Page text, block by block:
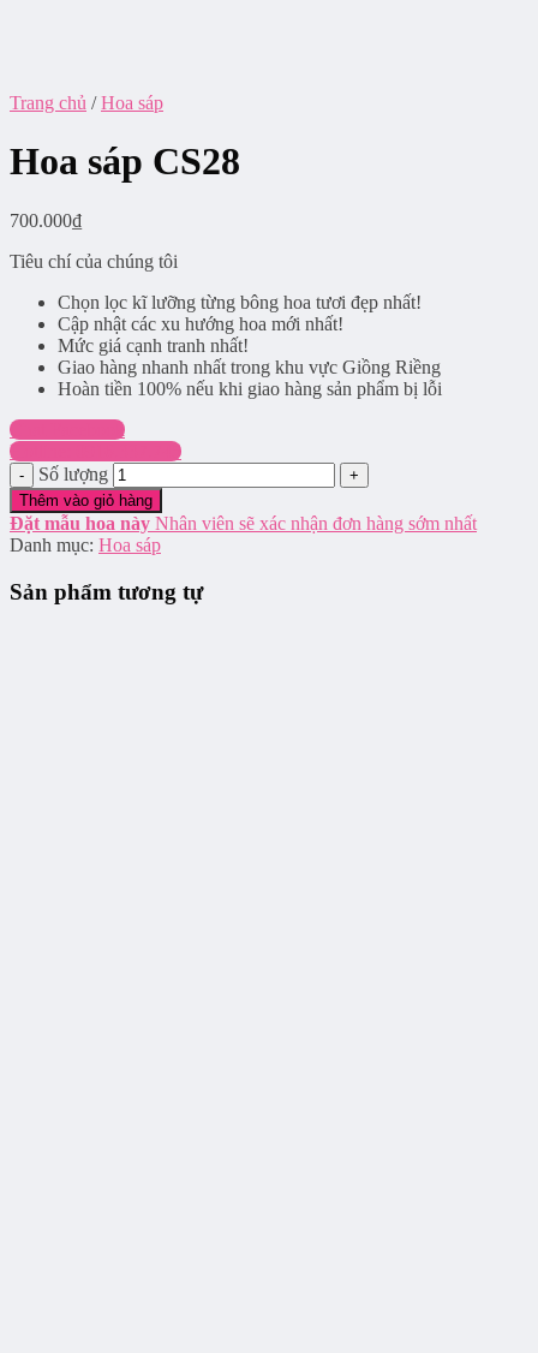
Trang chủ / Hoa sáp
Hoa sáp CS28
700.000₫
Tiêu chí của chúng tôi
Chọn lọc kĩ lưỡng từng bông hoa tươi đẹp nhất!
Cập nhật các xu hướng hoa mới nhất!
Mức giá cạnh tranh nhất!
Giao hàng nhanh nhất trong khu vực Giồng Riềng
Hoàn tiền 100% nếu khi giao hàng sản phẩm bị lỗi
Chat Facebook
Hotline: 0916.337.745
Số lượng
Thêm vào giỏ hàng
Đặt mẫu hoa này Nhân viên sẽ xác nhận đơn hàng sớm nhất
Danh mục: Hoa sáp
Sản phẩm tương tự